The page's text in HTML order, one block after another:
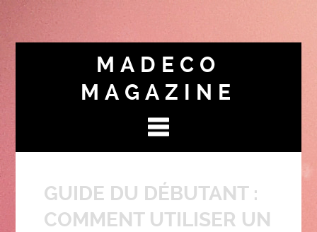
MADECO
MAGAZINE
GUIDE DU DÉBUTANT :
COMMENT UTILISER UN